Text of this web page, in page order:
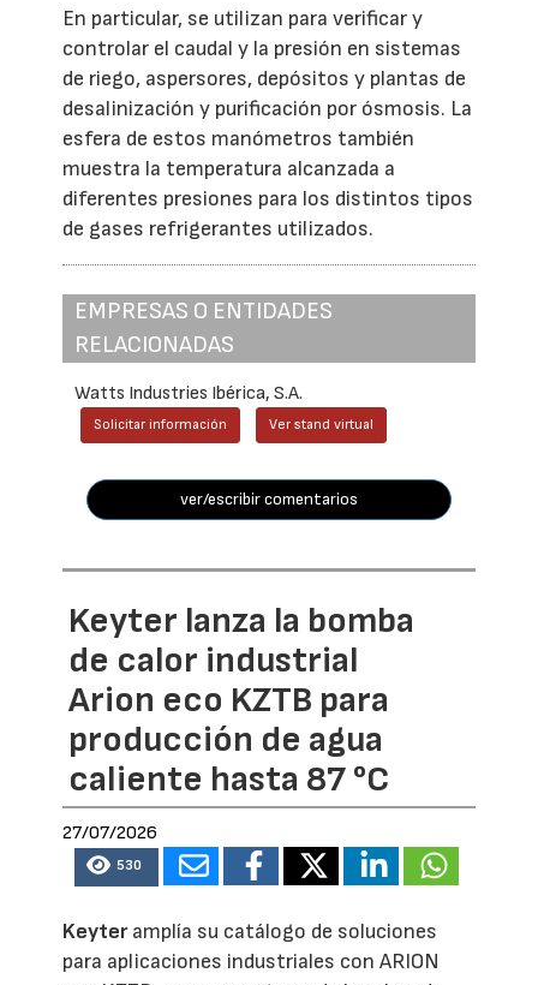
En particular, se utilizan para verificar y
controlar el caudal y la presión en sistemas
de riego, aspersores, depósitos y plantas de
desalinización y purificación por ósmosis. La
esfera de estos manómetros también
muestra la temperatura alcanzada a
diferentes presiones para los distintos tipos
de gases refrigerantes utilizados.
EMPRESAS O ENTIDADES
RELACIONADAS
Watts Industries Ibérica, S.A.
Solicitar información Ver stand virtual
ver/escribir comentarios
Keyter lanza la bomba
de calor industrial
Arion eco KZTB para
producción de agua
caliente hasta 87 °C
27/07/2026
530
Keyteramplía su catálogo de soluciones
para aplicaciones industriales con ARION